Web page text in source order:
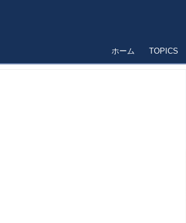
ホーム TOPICS